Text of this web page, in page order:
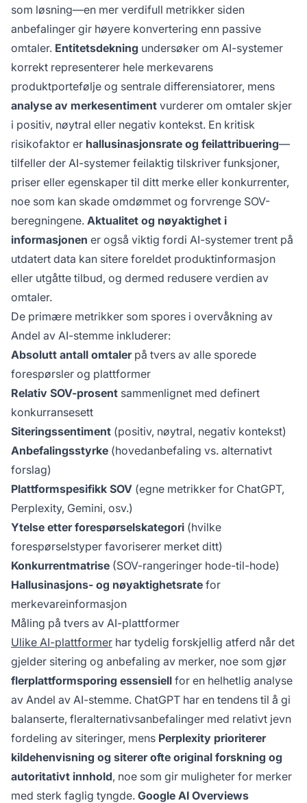
som løsning—en mer verdifull metrikker siden
anbefalinger gir høyere konvertering enn passive
omtaler. Entitetsdekning undersøker om AI-systemer
korrekt representerer hele merkevarens
produktportefølje og sentrale differensiatorer, mens
analyse av merkesentiment vurderer om omtaler skjer
i positiv, nøytral eller negativ kontekst. En kritisk
risikofaktor er hallusinasjonsrate og feilattribuering—
tilfeller der AI-systemer feilaktig tilskriver funksjoner,
priser eller egenskaper til ditt merke eller konkurrenter,
noe som kan skade omdømmet og forvrenge SOV-
beregningene. Aktualitet og nøyaktighet i
informasjonen er også viktig fordi AI-systemer trent på
utdatert data kan sitere foreldet produktinformasjon
eller utgåtte tilbud, og dermed redusere verdien av
omtaler.
De primære metrikker som spores i overvåkning av
Andel av AI-stemme inkluderer:
Absolutt antall omtalerpå tvers av alle sporede
forespørsler og plattformer
Relativ SOV-prosent sammenlignet med definert
konkurransesett
Siteringssentiment (positiv, nøytral, negativ kontekst)
Anbefalingsstyrke (hovedanbefaling vs. alternativt
forslag)
Plattformspesifikk SOV (egne metrikker for ChatGPT,
Perplexity, Gemini, osv.)
Ytelse etter forespørselskategori (hvilke
forespørselstyper favoriserer merket ditt)
Konkurrentmatrise (SOV-rangeringer hode-til-hode)
Hallusinasjons- og nøyaktighetsrate for
merkevareinformasjon
Måling på tvers av AI-plattformer
Ulike AI-plattformer har tydelig forskjellig atferd når det
gjelder sitering og anbefaling av merker, noe som gjør
flerplattformsporing essensiell for en helhetlig analyse
av Andel av AI-stemme. ChatGPT har en tendens til å gi
balanserte, fleralternativsanbefalinger med relativt jevn
fordeling av siteringer, mens Perplexity prioriterer
kildehenvisning og siterer ofte original forskning og
autoritativt innhold, noe som gir muligheter for merker
med sterk faglig tyngde. Google AI Overviews